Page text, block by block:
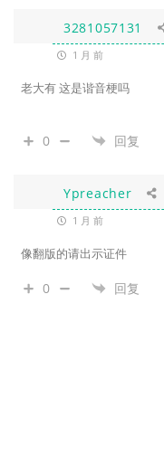
3281057131
1 月 前
老大有 这是谐音梗吗
0 回复
Ypreacher
1 月 前
像翻版的请出示证件
0 回复